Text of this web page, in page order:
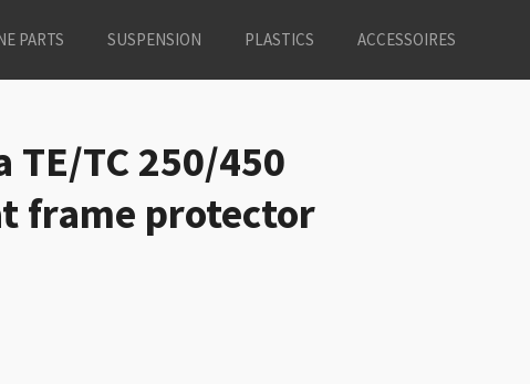
PARTS SUSPENSION PLASTICS ACCESSOIRES
TE/TC 250/450
frame protector